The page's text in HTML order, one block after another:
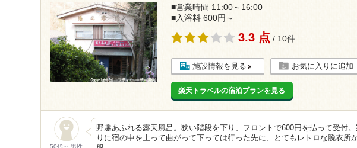
■営業時間 11:00～16:00
■入浴料 600円～
3.3 点 / 10件
施設情報を見る お気に入りに追加
楽天トラベルの宿泊プランを見る
50代～ 男性
野趣あふれる露天風呂。狭い階段を下り、フロントで600円を払って受付
りに宿の中を上って曲がって下っては行った先に、とてもレトロな脱衣所